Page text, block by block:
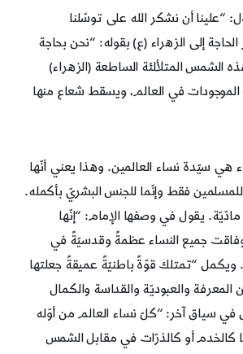
“علينا أن نشكر الله على توسّلنا
إلى الزهراء (ع) بقوله: “نحن بحاجة
الشمس المتلألئة الساطعة (الزهراء)
الموجودات في العالم، ويسقط شعاع منها
هي سيّدة نساء العالمين. وهذا يعني أنّها
فقط وإنّما للجنس البشريّ بأكمله.
مادّيّة. يقول في وصفها الإمام: “إنّها
جميع النساء عظمةً وقدسيّةً في
. ويكمل “تمتلك قوّةً باطنيّةً عميقةً جعلتها
المعرفة والعبوديّة والقداسة والكمال
في سياق آخر: “كلّ نساء العالم من أوّله
كالخدم أو كالذرّات في مقابل الشمس